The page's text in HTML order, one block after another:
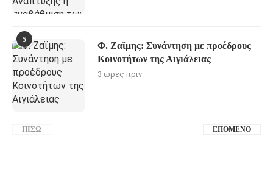
5
Φ. Ζαϊμης: Συνάντηση με προέδρους
Κοινοτήτων της Αιγιάλειας
3 ώρες πριν
ΠΊΣΩ ΕΠΌΜΕΝΟ